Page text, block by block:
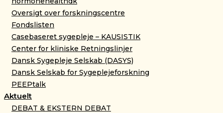
Oversigt over forskningscentre
Fondslisten
Casebaseret sygepleje – KAUSISTIK
Center for kliniske Retningslinjer
Dansk Sygepleje Selskab (DASYS)
Dansk Selskab for Sygeplejeforskning
PEEPtalk
Aktuelt
DEBAT & EKSTERN DEBAT